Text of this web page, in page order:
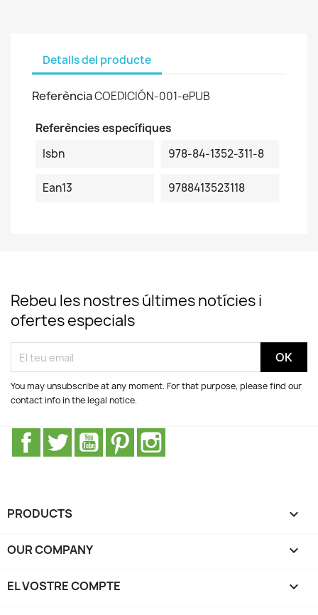
Detalls del producte
ReferènciaCOEDICIÓN-001-ePUB
Referències específiques
Isbn
978-84-1352-311-8
Ean13 9788413523118
Rebeu les nostres últimes notícies i
ofertes especials
You may unsubscribe at any moment. For that purpose, please find our
contact info in the legal notice.
Facebook
Twitter YouTubePinterest
PRODUCTS 
OUR COMPANY 
EL VOSTRE COMPTE 